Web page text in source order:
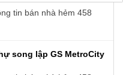
tin bán nhà hẻm 458
song lập GS MetroCity